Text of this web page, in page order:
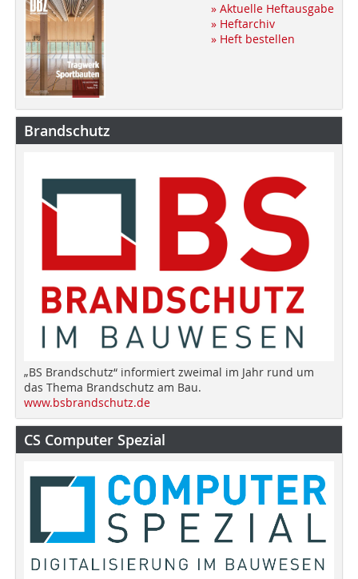
» Aktuelle Heftausgabe
» Heftarchiv
» Heft bestellen
Brandschutz
„BS Brandschutz“ informiert zweimal im Jahr rund um
das Thema Brandschutz am Bau.
www.bsbrandschutz.de
CS Computer Spezial